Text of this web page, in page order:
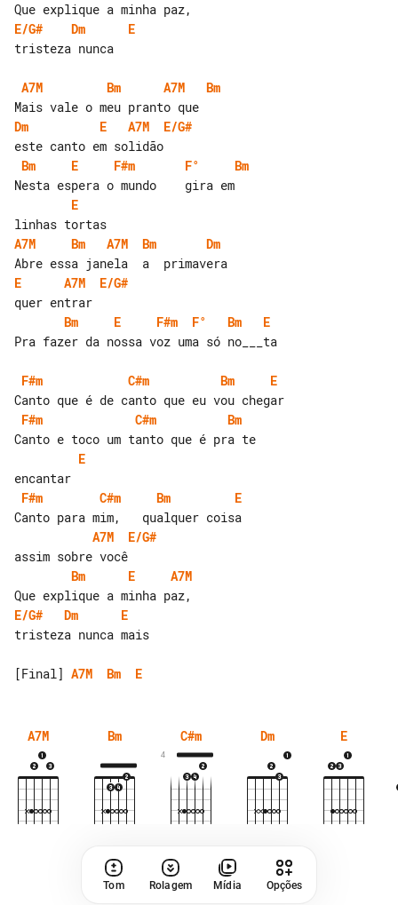
E/G#
Dm
E
tristeza nunca
A7M Bm A7M
Bm
Dm
E A7M
E/G#
Bm
E F#m F°
Bm
E
A7M
Bm A7M Bm
Dm
E
A7M
E/G#
Bm
E F#m F° Bm
E
Pra fazer da nossa voz uma só no___ta
F#m C#m Bm
E
F#m
C#m
Bm
E
F#m
C#m Bm
E
A7M
E/G#
Bm
E
A7M
E/G#
Dm
E
tristeza nunca mais
[Final] A7M Bm E
A7M Bm C#m
4
Dm E
Tom Rolagem Mídia Opções